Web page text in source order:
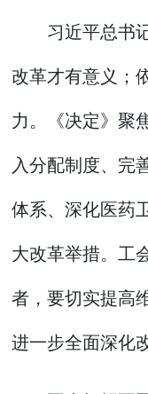
习近平总书
改革才有意义；
力。《决定》聚
入分配制度、完
体系、深化医药
大改革举措。工
者，要切实提高
进一步全面深化